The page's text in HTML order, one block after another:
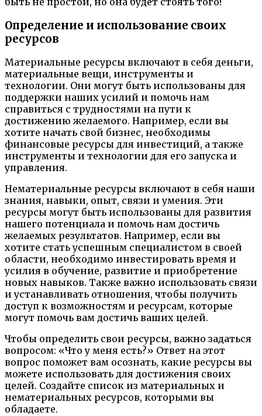
Определение и использование своих
ресурсов
Материальные ресурсы включают в себя деньги,
материальные вещи, инструменты и
технологии. Они могут быть использованы для
поддержки наших усилий и помочь нам
справиться с трудностями на пути к
достижению желаемого. Например, если вы
хотите начать свой бизнес, необходимы
финансовые ресурсы для инвестиций, а также
инструменты и технологии для его запуска и
управления.
Нематериальные ресурсы включают в себя наши
знания, навыки, опыт, связи и умения. Эти
ресурсы могут быть использованы для развития
нашего потенциала и помочь нам достичь
желаемых результатов. Например, если вы
хотите стать успешным специалистом в своей
области, необходимо инвестировать время и
усилия в обучение, развитие и приобретение
новых навыков. Также важно использовать связи
и устанавливать отношения, чтобы получить
доступ к возможностям и ресурсам, которые
могут помочь вам достичь ваших целей.
Чтобы определить свои ресурсы, важно задаться
вопросом: «Что у меня есть?» Ответ на этот
вопрос поможет вам осознать, какие ресурсы вы
можете использовать для достижения своих
целей. Создайте список из материальных и
нематериальных ресурсов, которыми вы
обладаете.